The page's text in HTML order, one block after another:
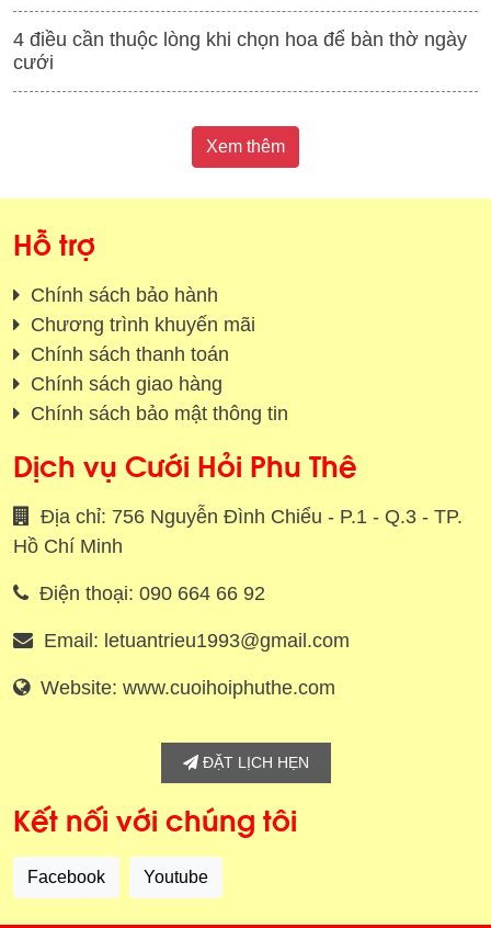
4 điều cần thuộc lòng khi chọn hoa để bàn thờ ngày
cưới
Xem thêm
Hỗ trợ
Chính sách bảo hành
Chương trình khuyến mãi
Chính sách thanh toán
Chính sách giao hàng
Chính sách bảo mật thông tin
Dịch vụ Cưới Hỏi Phu Thê
Địa chỉ: 756 Nguyễn Đình Chiểu - P.1 - Q.3 - TP.
Hồ Chí Minh
Điện thoại: 090 664 66 92
Email: letuantrieu1993@gmail.com
Website: www.cuoihoiphuthe.com
ĐẶT LỊCH HẸN
Kết nối với chúng tôi
Facebook Youtube